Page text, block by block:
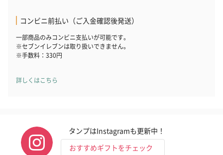
コンビニ前払い（ご入金確認後発送）
一部商品のみコンビニ支払いが可能です。
※セブンイレブンは取り扱いできません。
※手数料：330円
詳しくはこちら
タンプはInstagramも更新中！
おすすめギフトをチェック